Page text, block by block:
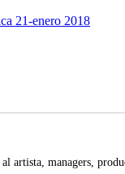
21-enero 2018
artista, managers,